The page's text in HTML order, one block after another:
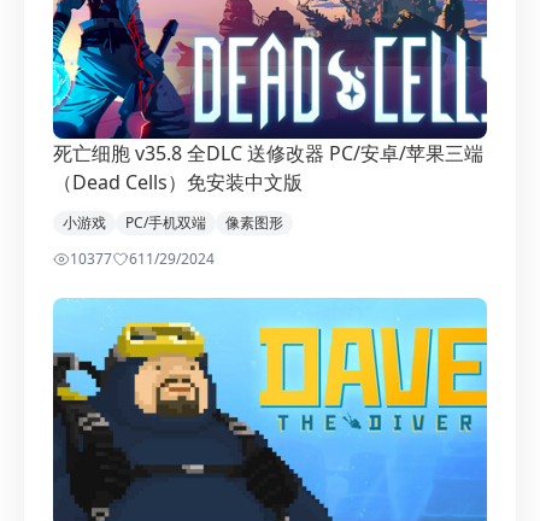
死亡细胞 v35.8 全DLC 送修改器 PC/安卓/苹果三端
（Dead Cells）免安装中文版
小游戏 PC/手机双端
像素图形
10377
611/29/2024